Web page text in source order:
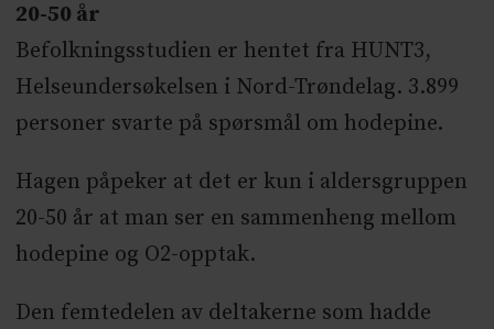
20-50 år
Befolkningsstudien er hentet fra HUNT3,
Helseundersøkelsen i Nord-Trøndelag. 3.899
personer svarte på spørsmål om hodepine.
Hagen påpeker at det er kun i aldersgruppen
20-50 år at man ser en sammenheng mellom
hodepine og O2-opptak.
Den femtedelen av deltakerne som hadde